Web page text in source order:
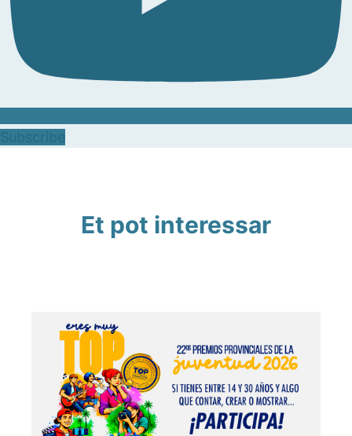
Et pot interessar